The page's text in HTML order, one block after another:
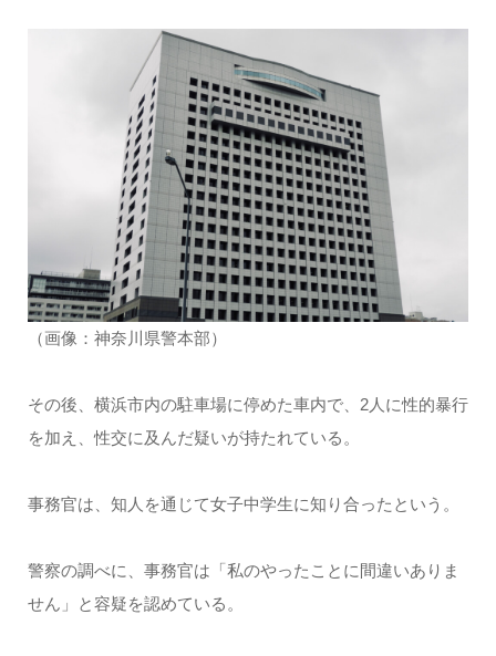
（画像：神奈川県警本部）
その後、横浜市内の駐車場に停めた車内で、2人に性的暴行
を加え、性交に及んだ疑いが持たれている。
事務官は、知人を通じて女子中学生に知り合ったという。
警察の調べに、事務官は「私のやったことに間違いありま
せん」と容疑を認めている。